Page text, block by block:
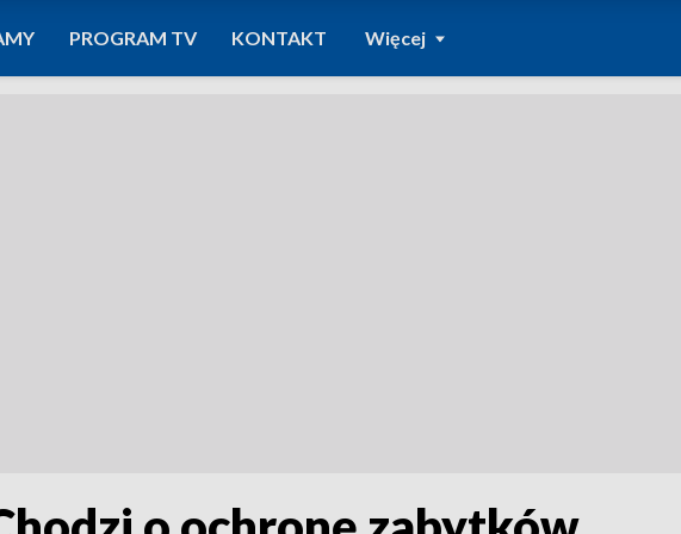
PROGRAM TV KONTAKT Więcej